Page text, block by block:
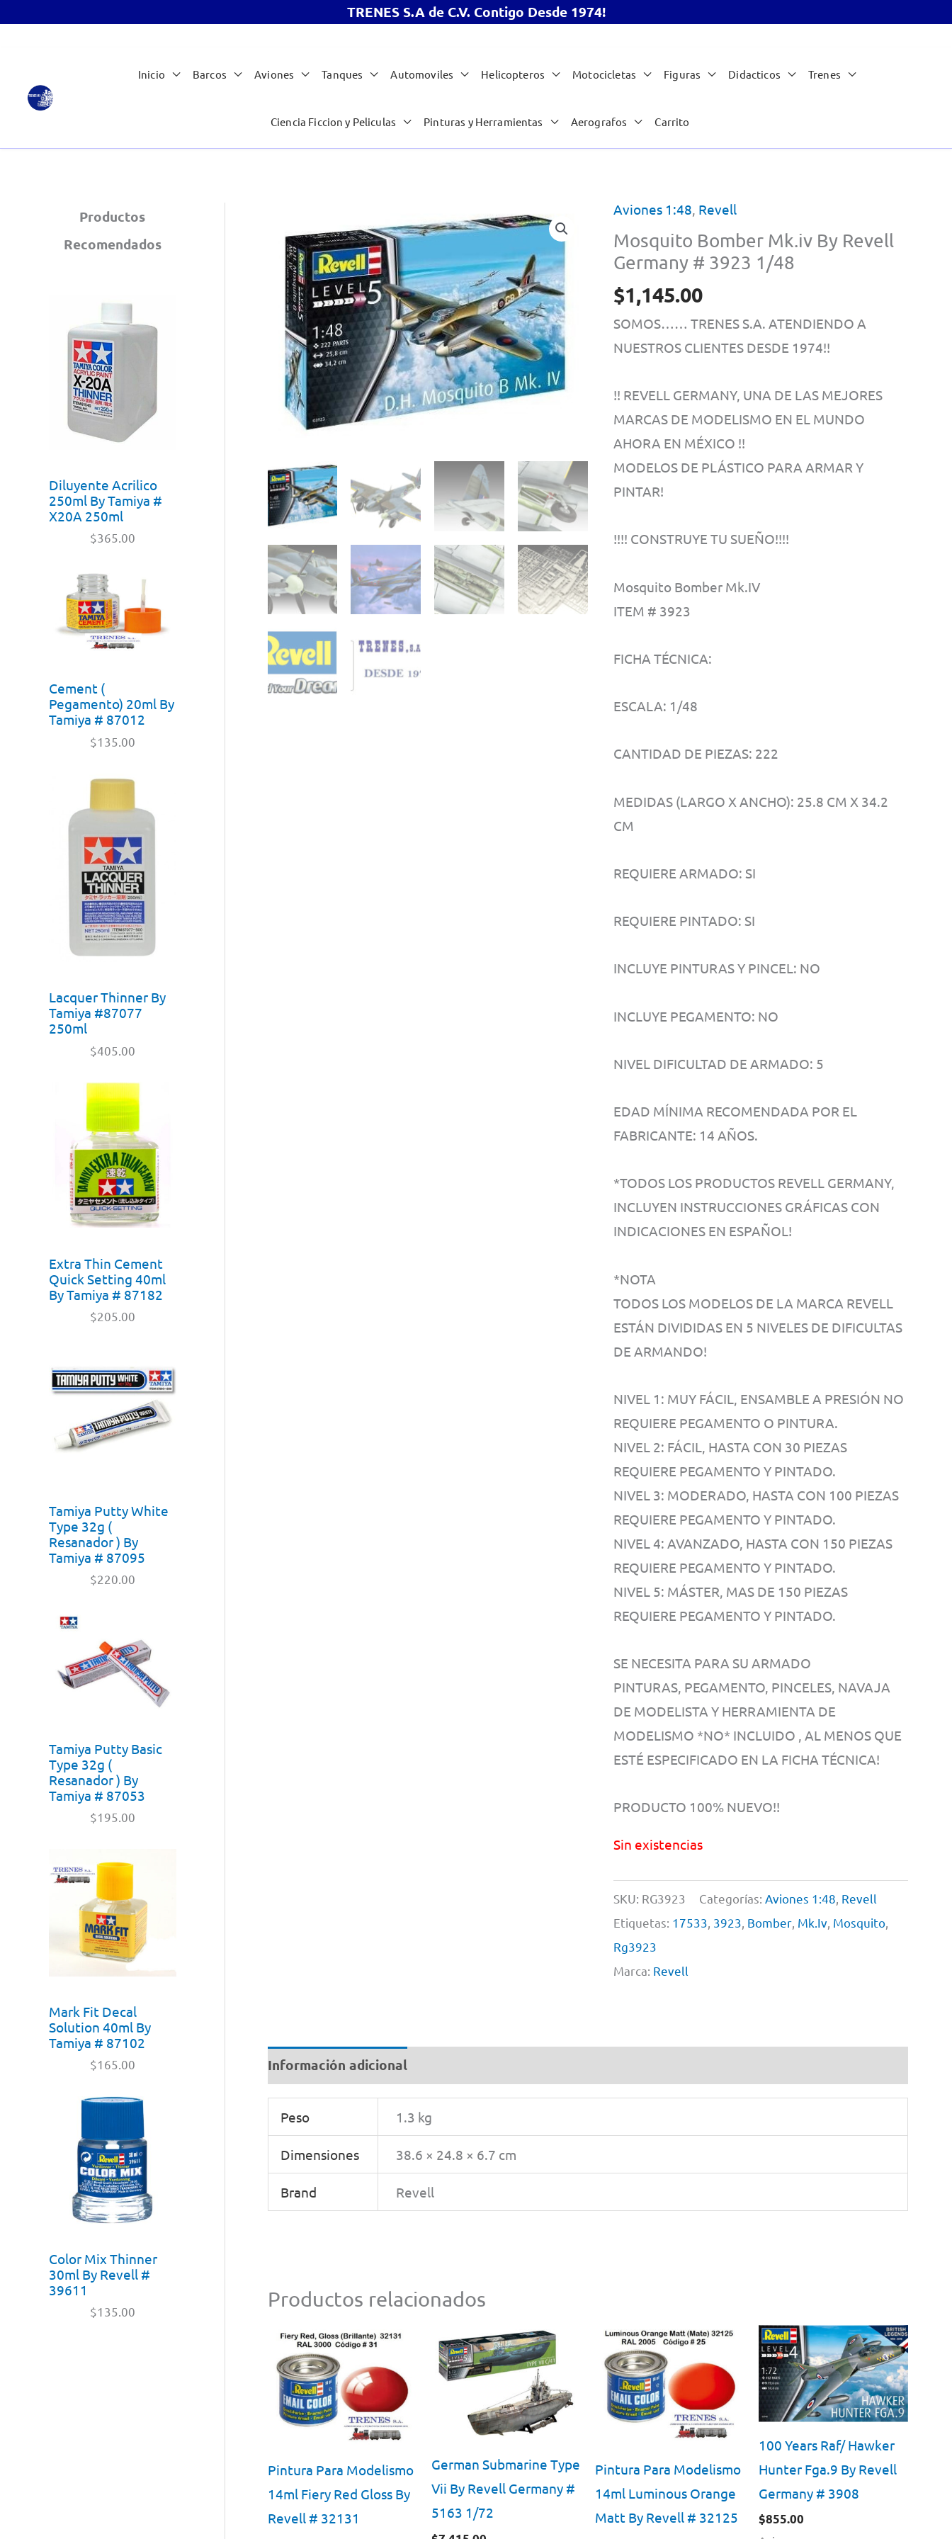
TRENES S.A de C.V. Contigo Desde 1974!
contenido
Inicio Barcos Aviones Tanques Automoviles Helicopteros Motocicletas Figuras Didacticos Trenes
Ciencia Ficcion y Peliculas Pinturas y Herramientas Aerografos Carrito
Productos
Recomendados
Diluyente Acrilico
250ml By Tamiya #
X20A 250ml
$365.00
Cement (
Pegamento) 20ml By
Tamiya # 87012
$135.00
Lacquer Thinner By
Tamiya #87077
250ml
$405.00
Extra Thin Cement
Quick Setting 40ml
By Tamiya # 87182
$205.00
Tamiya Putty White
Type 32g (
Resanador ) By
Tamiya # 87095
$220.00
Tamiya Putty Basic
Type 32g (
Resanador ) By
Tamiya # 87053
$195.00
Mark Fit Decal
Solution 40ml By
Tamiya # 87102
$165.00
Color Mix Thinner
30ml By Revell #
39611
$135.00
Aviones 1:48, Revell
Mosquito Bomber Mk.iv By Revell
Germany # 3923 1/48
$1,145.00
SOMOS…… TRENES S.A. ATENDIENDO A
NUESTROS CLIENTES DESDE 1974!!
!! REVELL GERMANY, UNA DE LAS MEJORES
MARCAS DE MODELISMO EN EL MUNDO
AHORA EN MÉXICO !!
MODELOS DE PLÁSTICO PARA ARMAR Y
PINTAR!
!!!! CONSTRUYE TU SUEÑO!!!!
Mosquito Bomber Mk.IV
ITEM # 3923
FICHA TÉCNICA:
ESCALA: 1/48
CANTIDAD DE PIEZAS: 222
MEDIDAS (LARGO X ANCHO): 25.8 CM X 34.2
CM
REQUIERE ARMADO: SI
REQUIERE PINTADO: SI
INCLUYE PINTURAS Y PINCEL: NO
INCLUYE PEGAMENTO: NO
NIVEL DIFICULTAD DE ARMADO: 5
EDAD MÍNIMA RECOMENDADA POR EL
FABRICANTE: 14 AÑOS.
*TODOS LOS PRODUCTOS REVELL GERMANY,
INCLUYEN INSTRUCCIONES GRÁFICAS CON
INDICACIONES EN ESPAÑOL!
*NOTA
TODOS LOS MODELOS DE LA MARCA REVELL
ESTÁN DIVIDIDAS EN 5 NIVELES DE DIFICULTAS
DE ARMANDO!
NIVEL 1: MUY FÁCIL, ENSAMBLE A PRESIÓN NO
REQUIERE PEGAMENTO O PINTURA.
NIVEL 2: FÁCIL, HASTA CON 30 PIEZAS
REQUIERE PEGAMENTO Y PINTADO.
NIVEL 3: MODERADO, HASTA CON 100 PIEZAS
REQUIERE PEGAMENTO Y PINTADO.
NIVEL 4: AVANZADO, HASTA CON 150 PIEZAS
REQUIERE PEGAMENTO Y PINTADO.
NIVEL 5: MÁSTER, MAS DE 150 PIEZAS
REQUIERE PEGAMENTO Y PINTADO.
SE NECESITA PARA SU ARMADO
PINTURAS, PEGAMENTO, PINCELES, NAVAJA
DE MODELISTA Y HERRAMIENTA DE
MODELISMO *NO* INCLUIDO , AL MENOS QUE
ESTÉ ESPECIFICADO EN LA FICHA TÉCNICA!
PRODUCTO 100% NUEVO!!
Sin existencias
SKU: RG3923 Categorías: Aviones 1:48, Revell
Etiquetas: 17533, 3923, Bomber, Mk.Iv, Mosquito,
Rg3923
Marca: Revell
Información adicional
Peso 1.3 kg
Dimensiones 38.6 × 24.8 × 6.7 cm
Brand Revell
Productos relacionados
Pintura Para Modelismo
14ml Fiery Red Gloss By
Revell # 32131
German Submarine Type
Vii By Revell Germany #
5163 1/72
Pintura Para Modelismo
14ml Luminous Orange
Matt By Revell # 32125
100 Years Raf/ Hawker
Hunter Fga.9 By Revell
Germany # 3908
$855.00